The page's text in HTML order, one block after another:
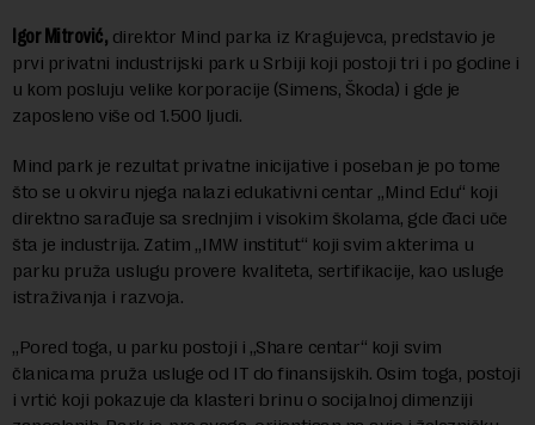
Igor Mitrović, direktor Mind parka iz Kragujevca, predstavio je
prvi privatni industrijski park u Srbiji koji postoji tri i po godine i
u kom posluju velike korporacije (Simens, Škoda) i gde je
zaposleno više od 1.500 ljudi.
Mind park je rezultat privatne inicijative i poseban je po tome
što se u okviru njega nalazi edukativni centar „Mind Edu“ koji
direktno sarađuje sa srednjim i visokim školama, gde đaci uče
šta je industrija. Zatim „IMW institut“ koji svim akterima u
parku pruža uslugu provere kvaliteta, sertifikacije, kao usluge
istraživanja i razvoja.
„Pored toga, u parku postoji i „Share centar“ koji svim
članicama pruža usluge od IT do finansijskih. Osim toga, postoji
i vrtić koji pokazuje da klasteri brinu o socijalnoj dimenziji